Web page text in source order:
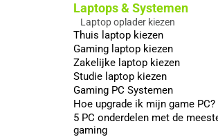
Laptops & Systemen
Laptop oplader kiezen
Thuis laptop kiezen
Gaming laptop kiezen
Zakelijke laptop kiezen
Studie laptop kiezen
Gaming PC Systemen
Hoe upgrade ik mijn game PC?
5 PC onderdelen met de
gaming